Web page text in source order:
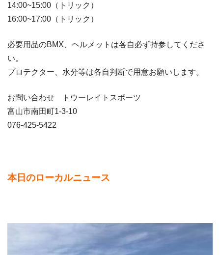
14:00~15:00（トリック）
16:00~17:00（トリック）
必要用品のBMX、ヘルメットは各自必ず持参してくださ
い。
プロテクター、水分等は各自判断で用意お願いします。
お問い合わせ トウーレイトスポーツ
富山市南田町1-3-10
076-425-5422
本日のローカルニュース